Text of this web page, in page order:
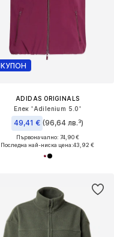
КУПОН
ADIDAS ORIGINALS
Елек 'Adilenium 5.0'
49,41 € (96,64 лв.³)
Първоначално: 74,90 €
Последна най-ниска цена:43,92 €